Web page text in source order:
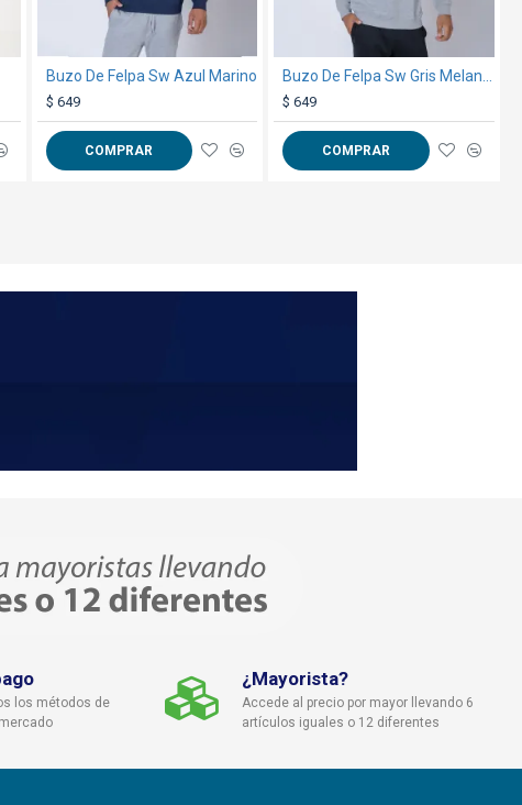
50
en centímetros**
aquí
Gorro Niño Trucker 5011 Negro / Blanco
$ 69
COMPRAR
Buzo De Felpa Sw Azul Marino
$ 649
COMPRAR
$ 649
COMPRAR
los métodos de
¿Mayorista?
Accede al precio por mayor llevando 6
artículos iguales o 12 diferentes